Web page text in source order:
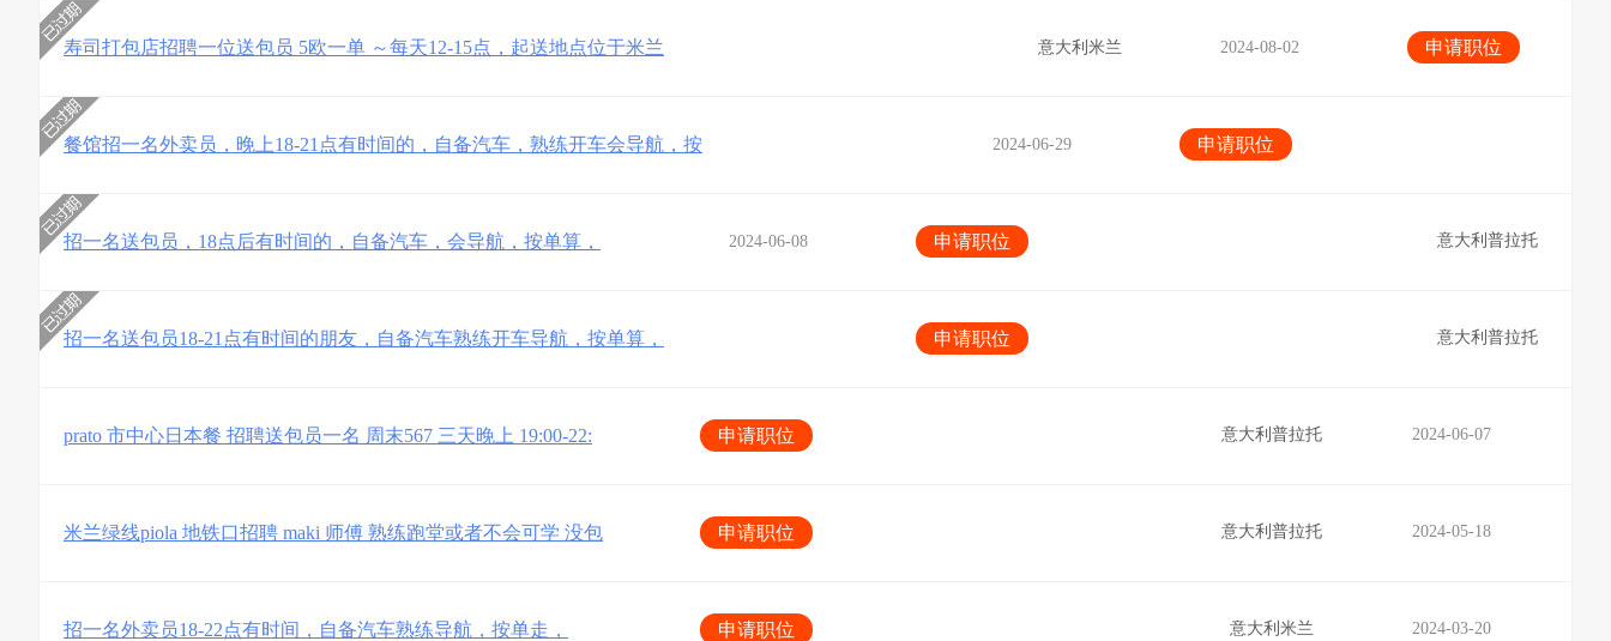
寿司打包店招聘一位送包员 5欧一单 ～每天12-15点，起送地点位于米兰 申请职位
2024-08-02
意大利米兰
餐馆招一名外卖员，晚上18-21点有时间的，自备汽车，熟练开车会导航，按 申请职位
2024-06-29
意大利普拉托
招一名送包员，18点后有时间的，自备汽车，会导航，按单算， 申请职位
2024-06-08
意大利普拉托
招一名送包员18-21点有时间的朋友，自备汽车熟练开车导航，按单算， 申请职位
2024-06-07
意大利普拉托
prato 市中心日本餐 招聘送包员一名 周末567 三天晚上 19:00-22: 申请职位
2024-05-18
意大利普拉托
米兰绿线piola 地铁口招聘 maki 师傅 熟练跑堂或者不会可学 没包 申请职位
2024-03-20
意大利米兰
招一名外卖员18-22点有时间，自备汽车熟练导航，按单走， 申请职位